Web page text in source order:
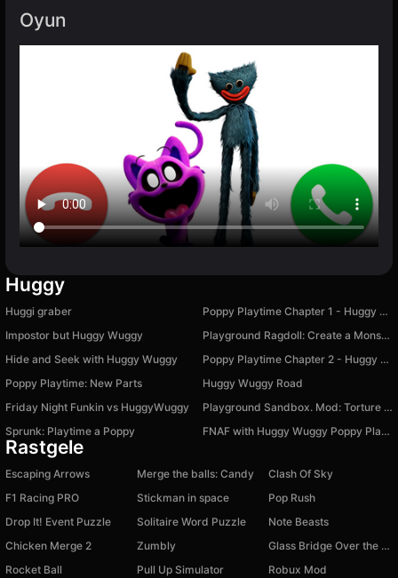
Oyun
Huggy
Huggi graber
Poppy Playtime Chapter 1 - Huggy Wuggy
Impostor but Huggy Wuggy
Playground Ragdoll: Create a Monster
Hide and Seek with Huggy Wuggy
Poppy Playtime Chapter 2 - Huggy Wuggy
Poppy Playtime: New Parts
Huggy Wuggy Road
Friday Night Funkin vs HuggyWuggy
Playground Sandbox. Mod: Torture Ragdoll
Sprunk: Playtime a Poppy
FNAF with Huggy Wuggy Poppy Playtime
Rastgele
Escaping Arrows Merge the balls: Candy
Clash Of Sky
F1 Racing PRO
Stickman in space
Pop Rush
Drop It! Event Puzzle
Solitaire Word Puzzle
Note Beasts
Chicken Merge 2
Zumbly
Glass Bridge Over the Abyss!
Rocket Ball
Pull Up Simulator Robux Mod